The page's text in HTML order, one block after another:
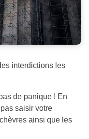
interdictions les
de panique ! En
saisir votre
ainsi que les